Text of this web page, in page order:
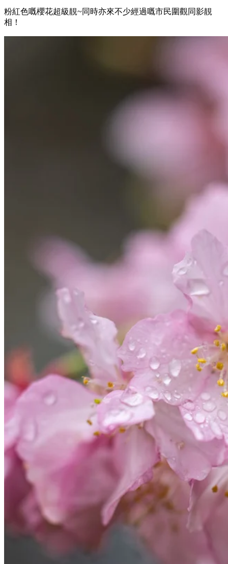
粉紅色嘅櫻花超級靚~同時亦來不少經過嘅市民圍觀同影靚
相！